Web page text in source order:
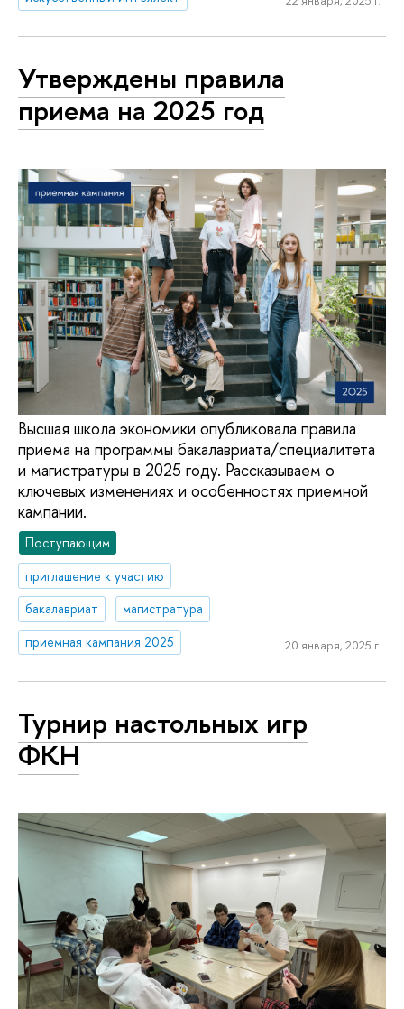
Утверждены правила
приема на 2025 год
Высшая школа экономики опубликовала правила
приема на программы бакалавриата/специалитета
и магистратуры в 2025 году. Рассказываем о
ключевых изменениях и особенностях приемной
кампании.
Поступающим
приглашение к участию
бакалавриат
магистратура
приемная кампания 2025
20 января, 2025 г.
Турнир настольных игр
ФКН